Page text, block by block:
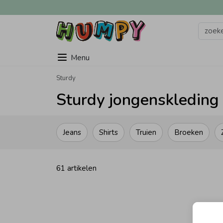
Menu
Sturdy
Sturdy jongenskleding
Shirts Truien
Jeans Broeken
61 artikelen